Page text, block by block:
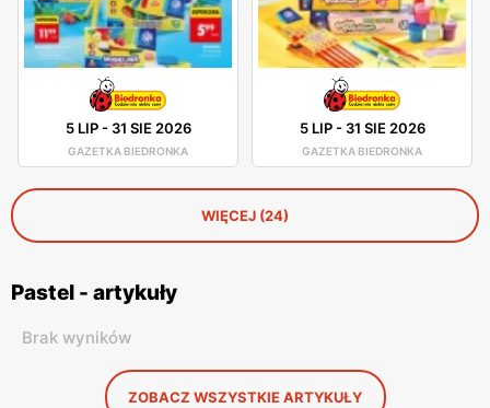
5 LIP- 31 SIE 2026
GAZETKA BIEDRONKA
5 LIP- 31 SIE 2026
GAZETKA BIEDRONKA
WIĘCEJ (24)
Pastel - artykuły
Brak wyników
ZOBACZ WSZYSTKIE ARTYKUŁY